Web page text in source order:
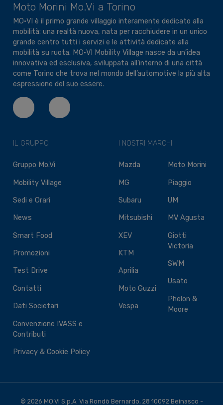
Moto Morini Mo.Vi a Torino
MO•VI è il primo grande villaggio interamente dedicato alla
mobilità: una realtà nuova, nata per racchiudere in un unico
grande centro tutti i servizi e le attività dedicate alla
mobilità su ruota. MO•VI Mobility Village nasce da un’idea
innovativa ed esclusiva, sviluppata all’interno di una città
come Torino che trova nel mondo dell’automotive la più alta
espressione del suo essere.
IL GRUPPO
Gruppo Mo.Vi
Mobility Village
Sedi e Orari
News
Smart Food
Promozioni
Test Drive
Contatti
Dati Societari
Convenzione IVASS e
Contributi
Privacy & Cookie Policy
I NOSTRI MARCHI
Mazda
MG
Subaru
Mitsubishi
XEV
KTM
Aprilia
Moto Guzzi
Vespa
Moto Morini
Piaggio
UM
MV Agusta
Giotti
Victoria
SWM
Usato
Phelon &
Moore
© 2026 MO.VI S.p.A. Via Rondò Bernardo, 28 10092 Beinasco -